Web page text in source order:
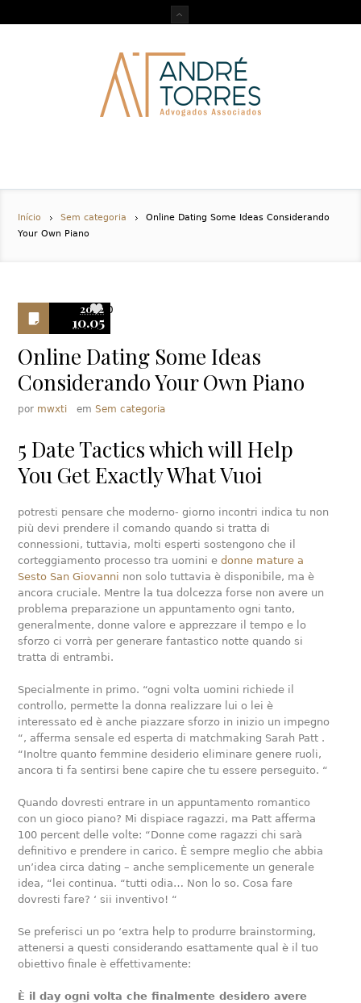
Início Sem categoria
Online Dating Some Ideas Considerando
Your Own Piano
2022
10.05
0
Online Dating Some Ideas
Considerando Your Own Piano
por mwxti emSem categoria
5 Date Tactics which will Help
You Get Exactly What Vuoi
potresti pensare che moderno- giorno incontri indica tu non
più devi prendere il comando quando si tratta di
connessioni, tuttavia, molti esperti sostengono che il
corteggiamento processo tra uomini edonne mature a
Sesto San Giovanni non solo tuttavia è disponibile, ma è
ancora cruciale. Mentre la tua dolcezza forse non avere un
problema preparazione un appuntamento ogni tanto,
generalmente, donne valore e apprezzare il tempo e lo
sforzo ci vorrà per generare fantastico notte quando si
tratta di entrambi.
Specialmente in primo. “ogni volta uomini richiede il
controllo, permette la donna realizzare lui o lei è
interessato ed è anche piazzare sforzo in inizio un impegno
“, afferma sensale ed esperta di matchmaking Sarah Patt .
“Inoltre quanto femmine desiderio eliminare genere ruoli,
ancora ti fa sentirsi bene capire che tu essere perseguito. “
Quando dovresti entrare in un appuntamento romantico
con un gioco piano? Mi dispiace ragazzi, ma Patt afferma
100 percent delle volte: “Donne come ragazzi chi sarà
definitivo e prendere in carico. È sempre meglio che abbia
un’idea circa dating – anche semplicemente un generale
idea, “lei continua. “tutti odia… Non lo so. Cosa fare
dovresti fare? ‘ sii inventivo! “
Se preferisci un po ‘extra help to produrre brainstorming,
attenersi a questi considerando esattamente qual è il tuo
obiettivo finale è effettivamente:
È il day ogni volta che finalmente desidero avere